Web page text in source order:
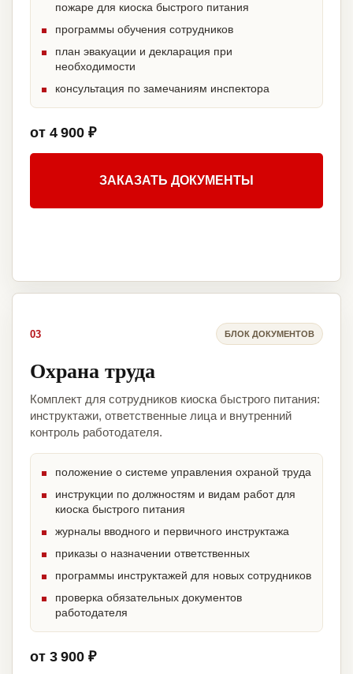
пожаре для киоска быстрого питания
программы обучения сотрудников
план эвакуации и декларация при
необходимости
консультация по замечаниям инспектора
от 4 900 ₽
ЗАКАЗАТЬ ДОКУМЕНТЫ
03 БЛОК ДОКУМЕНТОВ
Охрана труда
Комплект для сотрудников киоска быстрого питания:
инструктажи, ответственные лица и внутренний
контроль работодателя.
положение о системе управления охраной труда
инструкции по должностям и видам работ для
киоска быстрого питания
журналы вводного и первичного инструктажа
приказы о назначении ответственных
программы инструктажей для новых сотрудников
проверка обязательных документов
работодателя
от 3 900 ₽